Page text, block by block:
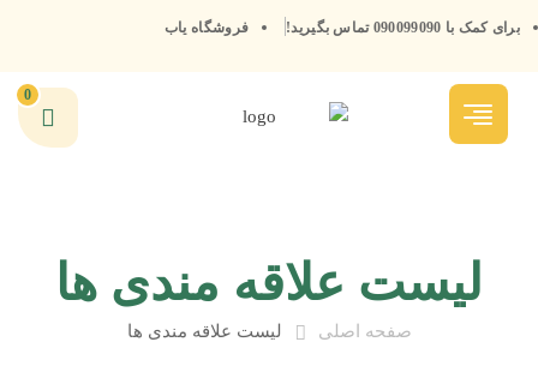
برای کمک با 090099090 تماس بگیرید! فروشگاه یاب
0
لیست علاقه مندی ها
صفحه اصلی لیست علاقه مندی ها